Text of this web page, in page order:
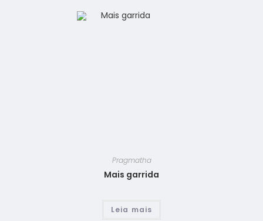
Pragmatha
Mais garrida
Leia mais